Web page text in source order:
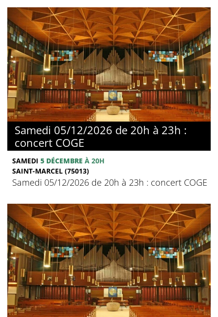
Samedi 05/12/2026 de 20h à 23h :
concert COGE
SAMEDI 5 DÉCEMBRE À 20H
SAINT-MARCEL (75013)
Samedi 05/12/2026 de 20h à 23h : concert COGE